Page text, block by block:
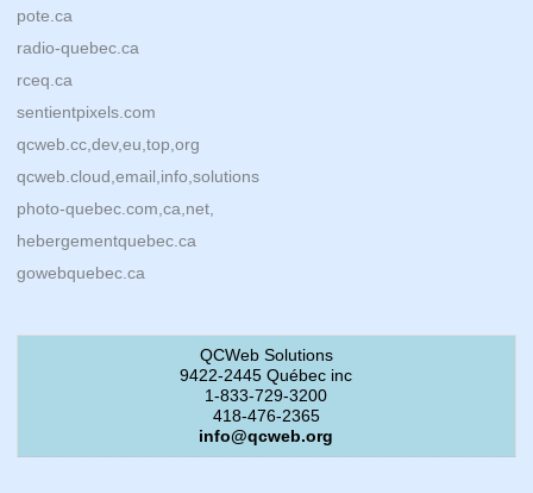
pote.ca
radio-quebec.ca
rceq.ca
sentientpixels.com
qcweb.cc,dev,eu,top,org
qcweb.cloud,email,info,solutions
photo-quebec.com,ca,net,
hebergementquebec.ca
gowebquebec.ca
QCWeb Solutions
9422-2445 Québec inc
1-833-729-3200
418-476-2365
info@qcweb.org